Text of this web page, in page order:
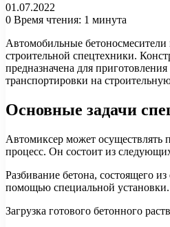
01.07.2022
0 Время чтения: 1 минута
Автомобильные бетоносмесители
строительной спецтехники.
предназначена для
транспортировки на
Основные задачи
Автомиксер может осуществлять
процесс. Он состоит из
Разбивание бетона, состоящего
помощью специальной установки.
Загрузка готового бетонного